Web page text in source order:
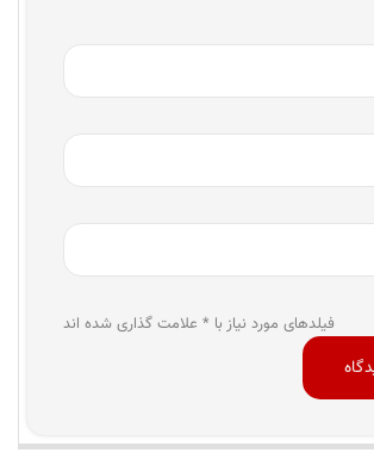
فیلدهای مورد نیاز با * علامت گذاری شده اند